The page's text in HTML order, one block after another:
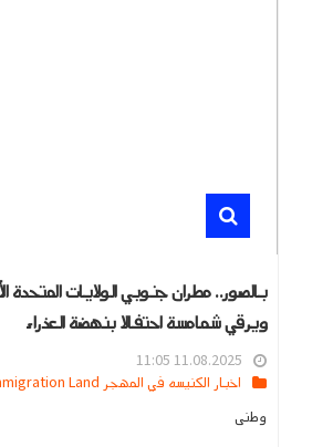
بالصور.. مطران جنوبي الولايات المتحدة
ويرقي شمامسة احتفالا بنهضة العذراء
11.08.2025 11:05
اخبار الكنيسه في المهجر Church News in Immigration Land
وطنى